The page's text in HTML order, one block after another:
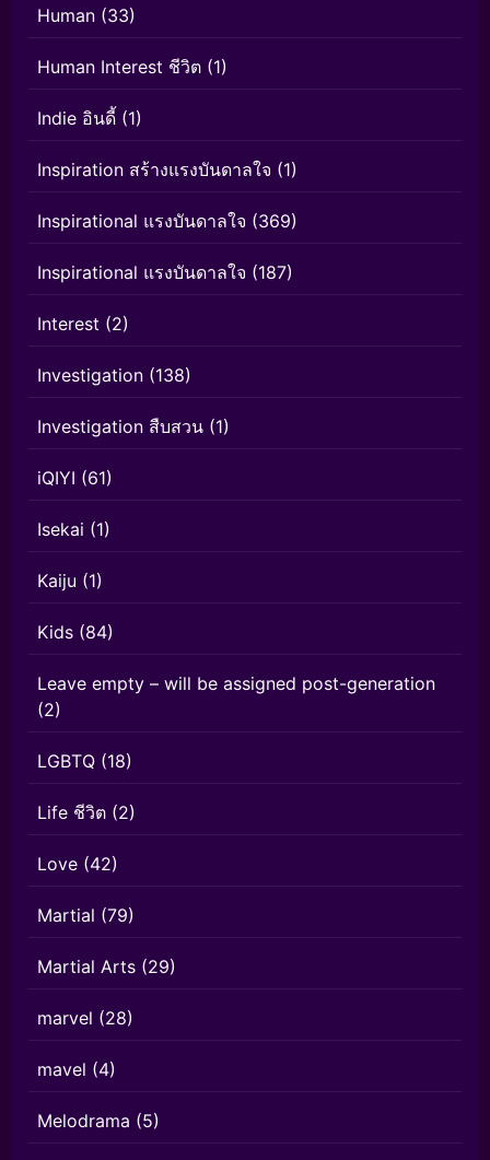
Human (33)
Human Interest ชีวิต (1)
Indie อินดี้ (1)
Inspiration สร้างแรงบันดาลใจ (1)
Inspirational แรงบันดาลใจ (369)
Inspirational แรงบันดาลใจ (187)
Interest (2)
Investigation (138)
Investigation สืบสวน (1)
iQIYI (61)
Isekai (1)
Kaiju (1)
Kids (84)
Leave empty – will be assigned post-generation
(2)
LGBTQ (18)
Life ชีวิต (2)
Love (42)
Martial (79)
Martial Arts (29)
marvel (28)
mavel (4)
Melodrama (5)